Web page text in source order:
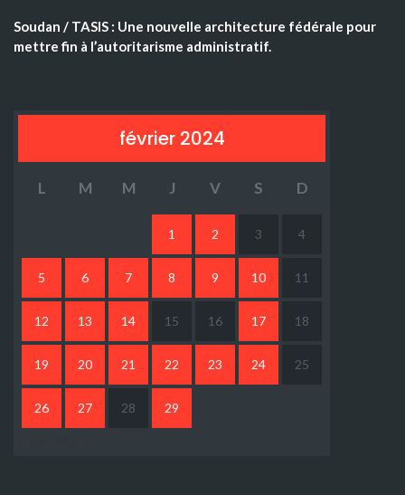
Soudan / TASIS : Une nouvelle architecture fédérale pour
mettre fin à l’autoritarisme administratif.
février 2024
L M M J V S D
1 2 3 4
5 6 7 8 9 10 11
12 13 14 15 16 17 18
19 20 21 22 23 24 25
26 27 28 29